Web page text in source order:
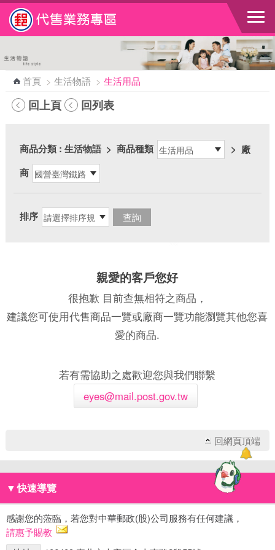
跳到主要內容區塊
首頁 > 生活物語 > 生活用品
回上頁 回列表
商品分類: 生活物語 > 商品種類 > 廠
商
排序
親愛的客戶您好
很抱歉 目前查無相符之商品，
建議您可使用代售商品一覽或廠商一覽功能瀏覽其他您喜
愛的商品.
若有需協助之處歡迎您與我們聯繫
eyes@mail.post.gov.tw
回網頁頂端
▼ 快速導覽
感謝您的蒞臨，若您對中華郵政(股)公司服務有任何建議，
請惠予賜教